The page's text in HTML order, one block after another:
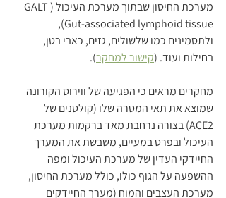
מערכת החיסון שבתוך מערכת העיכול (GALT
(Gut-associated lymphoid tissue,
ולתסמינים כמו שלשולים, גזים, כאבי בטן,
בחילות ועוד. (קישור למחקר).
מחקרים מראים כי הפגיעה של ווירוס הקורונה
שמוצא את תאי המטרה שלו (קולטנים של
ACE2) בצורה נרחבת מאד ברקמות מערכת
העיכול ובפרט במעיים, משבשת את המערך
החיידקי העדין של מערכת העיכול ומפה
ההשפעה על הגוף כולו, כולל מערכת החיסון,
מערכת העצבים והמוח (מערך החיידקים